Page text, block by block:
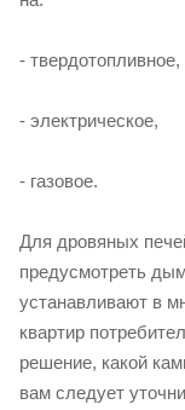
- твердотопливное,
- электрическое,
- газовое.
Для дровяных
предусмотреть
устанавливают в
квартир
решение, какой
вам следует